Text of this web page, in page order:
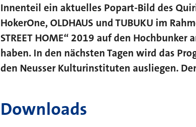
Innenteil ein aktuelles Popart-Bild des
HokerOne, OLDHAUS und TUBUKU im
STREET HOME“ 2019 auf den
haben. In den nächsten Tagen wird das
den Neusser Kulturinstituten ausliegen.
Downloads